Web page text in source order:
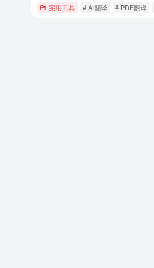
实用工具 # AI翻译 # PDF翻译